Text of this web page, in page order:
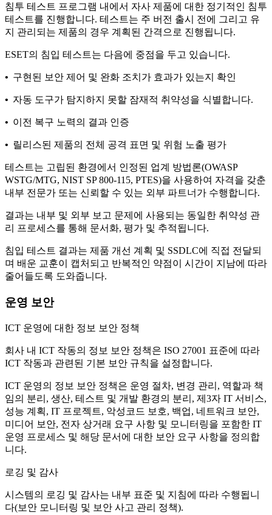
침투 테스트 프로그램 내에서 자사 제품에 대한 정기적인 침투
테스트를 진행합니다. 테스트는 주 버전 출시 전에 그리고 유
지 관리되는 제품의 경우 계획된 간격으로 진행됩니다.
ESET의 침입 테스트는 다음에 중점을 두고 있습니다.
• 구현된 보안 제어 및 완화 조치가 효과가 있는지 확인
• 자동 도구가 탐지하지 못할 잠재적 취약성을 식별합니다.
• 이전 복구 노력의 결과 인증
• 릴리스된 제품의 전체 공격 표면 및 위험 노출 평가
테스트는 고립된 환경에서 인정된 업계 방법론(OWASP
WSTG/MTG, NIST SP 800-115, PTES)을 사용하여 자격을 갖춘
내부 전문가 또는 신뢰할 수 있는 외부 파트너가 수행합니다.
결과는 내부 및 외부 보고 문제에 사용되는 동일한 취약성 관
리 프로세스를 통해 문서화, 평가 및 추적됩니다.
침입 테스트 결과는 제품 개선 계획 및 SSDLC에 직접 전달되
며 배운 교훈이 캡처되고 반복적인 약점이 시간이 지남에 따라
줄어들도록 도와줍니다.
운영 보안
ICT 운영에 대한 정보 보안 정책
회사 내 ICT 작동의 정보 보안 정책은 ISO 27001 표준에 따라
ICT 작동과 관련된 기본 보안 규칙을 설정합니다.
ICT 운영의 정보 보안 정책은 운영 절차, 변경 관리, 역할과 책
임의 분리, 생산, 테스트 및 개발 환경의 분리, 제3자 IT 서비스,
성능 계획, IT 프로젝트, 악성코드 보호, 백업, 네트워크 보안,
미디어 보안, 전자 상거래 요구 사항 및 모니터링을 포함한 IT
운영 프로세스 및 해당 문서에 대한 보안 요구 사항을 정의합
니다.
로깅 및 감사
시스템의 로깅 및 감사는 내부 표준 및 지침에 따라 수행됩니
다(보안 모니터링 및 보안 사고 관리 정책).